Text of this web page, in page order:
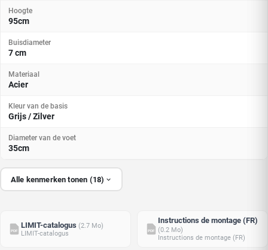
Hoogte
95cm
Buisdiameter
7 cm
Materiaal
Acier
Kleur van de basis
Grijs / Zilver
Diameter van de voet
35cm
Alle kenmerken tonen (18)
PDF
LIMIT-catalogus (2.7 Mo)
LIMIT-catalogus
PDF
Instructions de montage (FR)
(0.2 Mo)
Instructions de montage (FR)